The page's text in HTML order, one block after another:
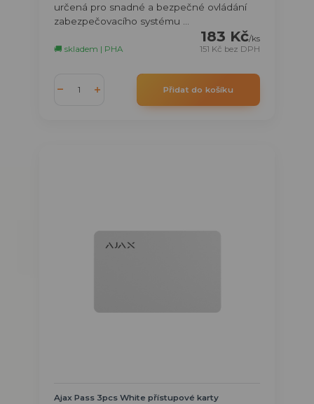
určená pro snadné a bezpečné ovládání
zabezpečovacího systému ...
183 Kč/ks
151 Kč bez DPH
🚚 skladem | PHA
Přidat do košíku
Ajax Pass 3pcs White přístupové karty